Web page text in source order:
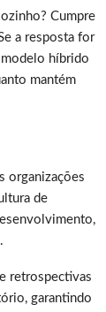
Cumpre
a resposta for
híbrido
mantém
organizações
de
retrospectivas
garantindo